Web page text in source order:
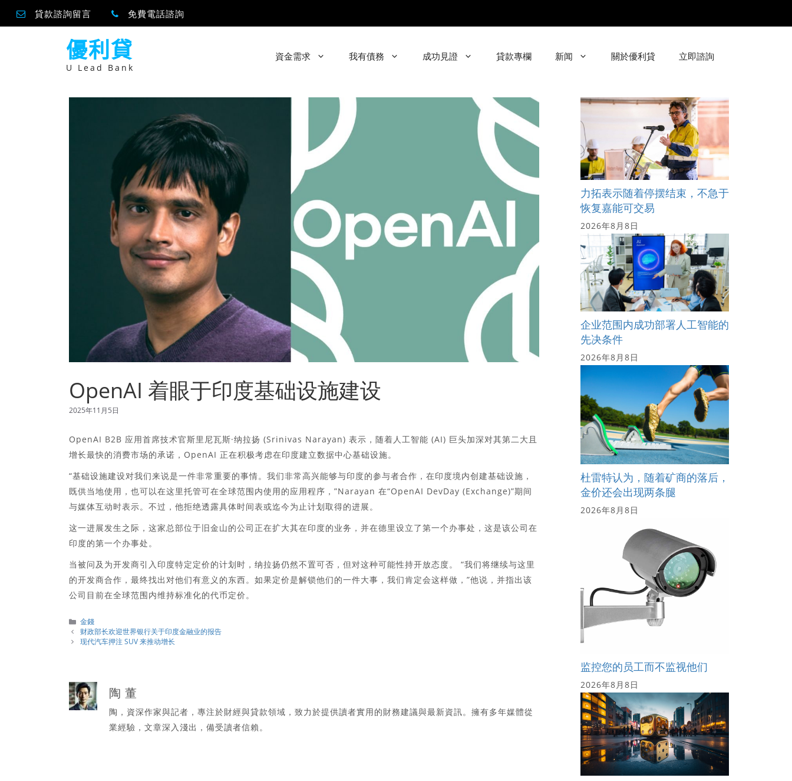
貸款諮詢留言 免費電話諮詢
優利貸
U Lead Bank
資金需求 我有債務 成功見證 貸款專欄 新闻 關於優利貸 立即諮詢
OpenAI 着眼于印度基础设施建设
2025年11月5日
OpenAI B2B 应用首席技术官斯里尼瓦斯·纳拉扬 (Srinivas Narayan) 表示，随着人工智能 (AI) 巨头加深对其第二大且
增长最快的消费市场的承诺，OpenAI 正在积极考虑在印度建立数据中心基础设施。
“基础设施建设对我们来说是一件非常重要的事情。我们非常高兴能够与印度的参与者合作，在印度境内创建基础设施，
既供当地使用，也可以在这里托管可在全球范围内使用的应用程序，”Narayan 在“OpenAI DevDay (Exchange)”期间
与媒体互动时表示。不过，他拒绝透露具体时间表或迄今为止计划取得的进展。
这一进展发生之际，这家总部位于旧金山的公司正在扩大其在印度的业务，并在德里设立了第一个办事处，这是该公司在
印度的第一个办事处。
当被问及为开发商引入印度特定定价的计划时，纳拉扬仍然不置可否，但对这种可能性持开放态度。 “我们将继续与这里
的开发商合作，最终找出对他们有意义的东西。如果定价是解锁他们的一件大事，我们肯定会这样做，”他说，并指出该
公司目前在全球范围内维持标准化的代币定价。
分
類
金錢
财政部长欢迎世界银行关于印度金融业的报告
现代汽车押注 SUV 来推动增长
陶 董
陶，資深作家與記者，專注於財經與貸款領域，致力於提供讀者實用的財務建議與最新資訊。擁有多年媒體從
業經驗，文章深入淺出，備受讀者信賴。
力拓表示随着停摆结束，不急于
恢复嘉能可交易
2026年8月8日
企业范围内成功部署人工智能的
先决条件
2026年8月8日
杜雷特认为，随着矿商的落后，
金价还会出现两条腿
2026年8月8日
监控您的员工而不监视他们
2026年8月8日